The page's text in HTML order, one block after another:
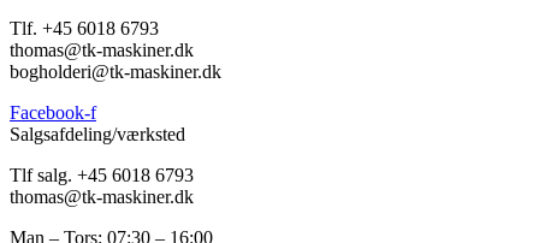
​Tlf. +45 6018 6793
thomas@tk-maskiner.dk
bogholderi@tk-maskiner.dk
Facebook-f
Salgsafdeling/værksted
Tlf salg. +45 6018 6793
thomas@tk-maskiner.dk
Man – Tors: 07:30 – 16:00